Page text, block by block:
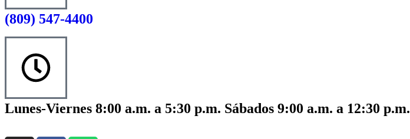
(809) 547-4400
Lunes-Viernes 8:00 a.m. a 5:30 p.m. Sábados 9:00 a.m. a 12:30 p.m.